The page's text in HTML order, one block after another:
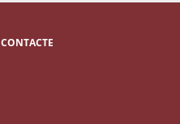
CONTACTE